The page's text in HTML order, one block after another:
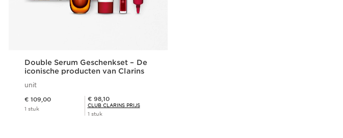
Double Serum Geschenkset – De
iconische producten van Clarins
unit
€ 109,00
1 stuk
Club Clarins Prijs € 98,10
€ 98,10
CLUB CLARINS PRIJS
1 stuk